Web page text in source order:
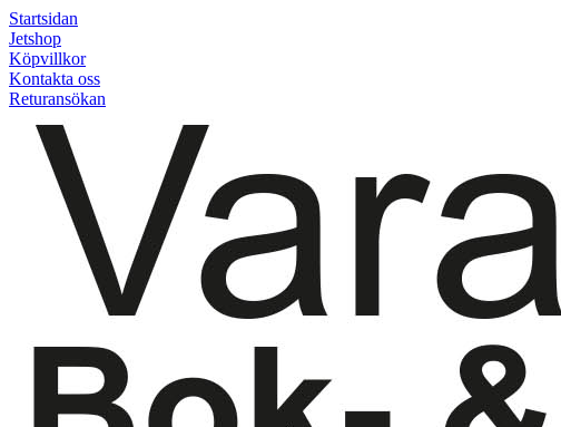
Startsidan
Jetshop
Köpvillkor
Kontakta oss
Returansökan